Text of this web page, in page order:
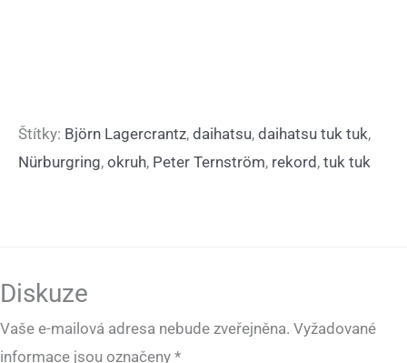
Štítky: Björn Lagercrantz, daihatsu, daihatsu tuk tuk,
Nürburgring, okruh, Peter Ternström, rekord , tuk tuk
Diskuze
Vaše e-mailová adresa nebude zveřejněna. Vyžadované
informace jsou označeny *